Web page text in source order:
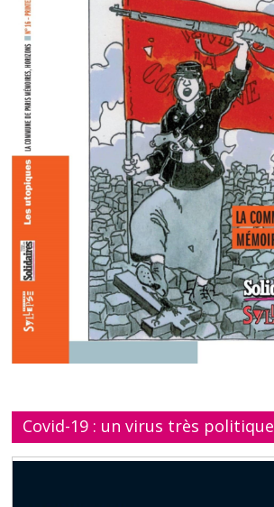
Covid-19 : un virus très politique